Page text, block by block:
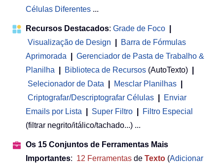
Células Diferentes ...
Recursos Destacados: Grade de Foco
Visualização de Design
Barra de Fórmulas
Aprimorada
Gerenciador de Pasta de Trabalho &
Planilha
Biblioteca de Recursos (AutoTexto)
Selecionador de Data
Mesclar Planilhas
Criptografar/Descriptografar Células
Enviar
Emails por Lista
Super Filtro
Filtro Especial
(filtrar negrito/itálico/tachado...) ...
Os 15 Conjuntos de Ferramentas Mais
Importantes: 12 Ferramentas de Texto (Adicionar